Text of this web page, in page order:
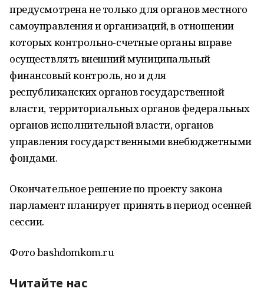
предусмотрена не только для органов местного
самоуправления и организаций, в отношении
которых контрольно-счетные органы вправе
осуществлять внешний муниципальный
финансовый контроль, но и для
республиканских органов государственной
власти, территориальных органов федеральных
органов исполнительной власти, органов
управления государственными внебюджетными
фондами.
Окончательное решение по проекту закона
парламент планирует принять в период осенней
сессии.
Фото bashdomkom.ru
Читайте нас